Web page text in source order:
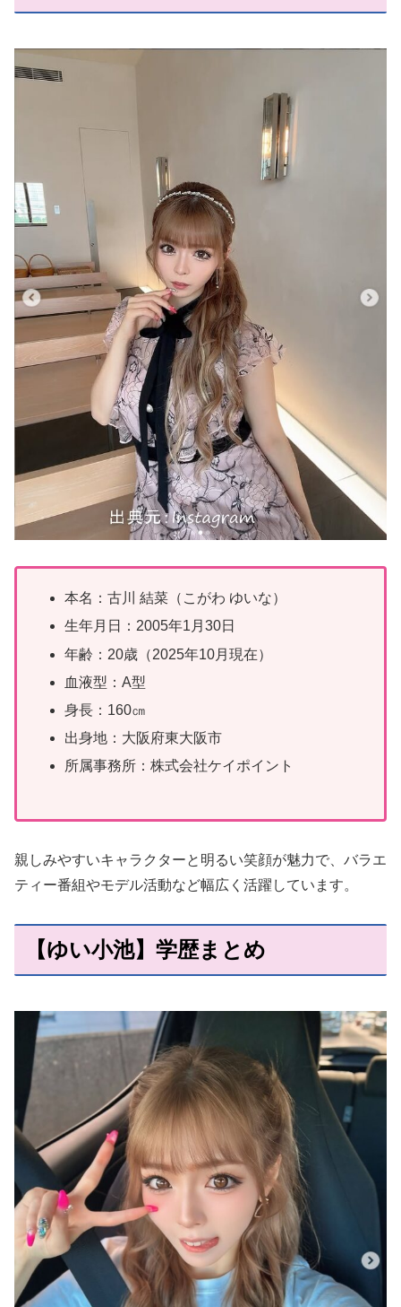
本名：古川 結菜（こがわ ゆいな）
生年月日：2005年1月30日
年齢：20歳（2025年10月現在）
血液型：A型
身長：160㎝
出身地：大阪府東大阪市
所属事務所：株式会社ケイポイント
親しみやすいキャラクターと明るい笑顔が魅力で、バラエ
ティー番組やモデル活動など幅広く活躍しています。
【ゆい小池】学歴まとめ